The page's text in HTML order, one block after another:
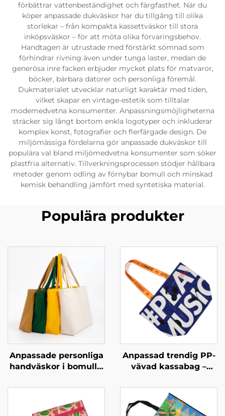
förbättrar vattenbeständighet och färgfasthet. När du
köper anpassade dukväskor har du tillgång till olika
storlekar – från kompakta kassettväskor till stora
inköpsväskor – för att möta olika förvaringsbehov.
Handtagen är utrustade med förstärkt sömnad som
förhindrar rivning även under tunga laster, medan de
generösa inre facken erbjuder mycket plats för matvaror,
böcker, bärbara datorer och personliga föremål.
Dukmaterialet utvecklar naturligt karaktär med tiden,
vilket skapar en vintage-estetik som tilltalar
modemedvetna konsumenter. Anpassningsmöjligheterna
sträcker sig långt bortom enkla logotyper och inkluderar
komplex konst, fotografier och flerfärgade design. De
miljömässiga fördelarna gör anpassade dukväskor till
populära val bland miljömedvetna konsumenter som söker
plastfria alternativ. Tillverkningsprocessen stödjer hållbara
metoder genom odling av förnybar bomull och minskad
kemisk behandling jämfört med syntetiska material.
Populära produkter
Anpassade personliga
handväskor i bomull –
med anpassad
merchandising
Anpassad trendig PP-
vävad kassabag –
modekassabag med
musikmotiv för
varumärkesaktiviteter